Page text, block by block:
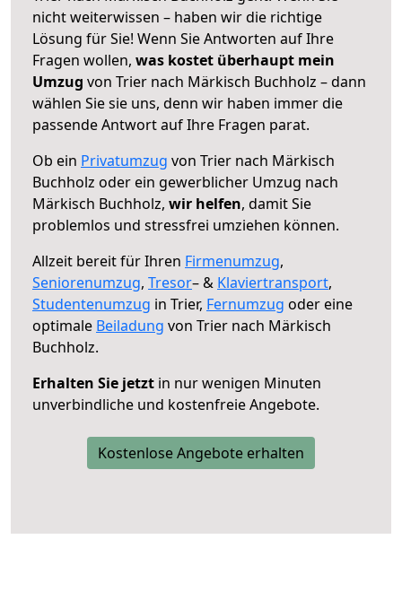
nicht weiterwissen – haben wir die richtige
Lösung für Sie! Wenn Sie Antworten auf Ihre
Fragen wollen, was kostet überhaupt mein
Umzug von Trier nach Märkisch Buchholz – dann
wählen Sie sie uns, denn wir haben immer die
passende Antwort auf Ihre Fragen parat.
Ob ein Privatumzug von Trier nach Märkisch
Buchholz oder ein gewerblicher Umzug nach
Märkisch Buchholz, wir helfen, damit Sie
problemlos und stressfrei umziehen können.
Allzeit bereit für Ihren Firmenumzug,
Seniorenumzug, Tresor– & Klaviertransport,
Studentenumzug in Trier, Fernumzug oder eine
optimale Beiladung von Trier nach Märkisch
Buchholz.
Erhalten Sie jetzt in nur wenigen Minuten
unverbindliche und kostenfreie Angebote.
Kostenlose Angebote erhalten